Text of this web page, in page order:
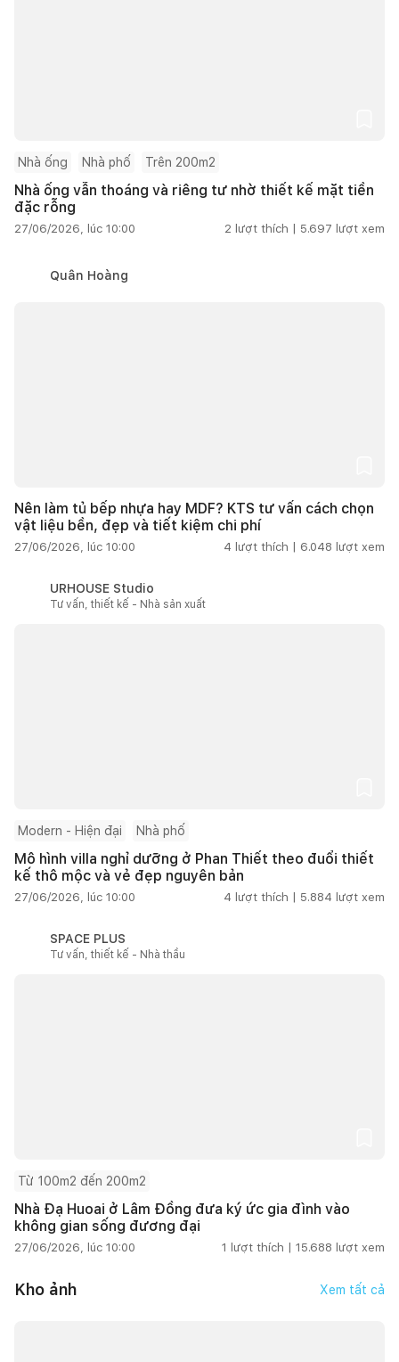
Nhà ống Nhà phố Trên 200m2
Nhà ống vẫn thoáng và riêng tư nhờ thiết kế mặt tiền
đặc rỗng
27/06/2026, lúc 10:00 2 lượt thích | 5.697 lượt xem
Quân Hoàng
Nên làm tủ bếp nhựa hay MDF? KTS tư vấn cách chọn
vật liệu bền, đẹp và tiết kiệm chi phí
27/06/2026, lúc 10:00 4 lượt thích | 6.048 lượt xem
URHOUSE Studio
Tư vấn, thiết kế - Nhà sản xuất
Modern - Hiện đại Nhà phố
Mô hình villa nghỉ dưỡng ở Phan Thiết theo đuổi thiết
kế thô mộc và vẻ đẹp nguyên bản
27/06/2026, lúc 10:00 4 lượt thích | 5.884 lượt xem
SPACE PLUS
Tư vấn, thiết kế - Nhà thầu
Từ 100m2 đến 200m2
Nhà Đạ Huoai ở Lâm Đồng đưa ký ức gia đình vào
không gian sống đương đại
27/06/2026, lúc 10:00 1 lượt thích | 15.688 lượt xem
Kho ảnh Xem tất cả